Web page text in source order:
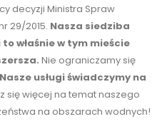
decyzji Ministra Spraw
29/2015. Nasza siedziba
towłaśnie w tym mieście
. Nie ograniczamy się
Nasze usługi świadczymy na
się więcej na tematnaszego
na obszarach wodnych!